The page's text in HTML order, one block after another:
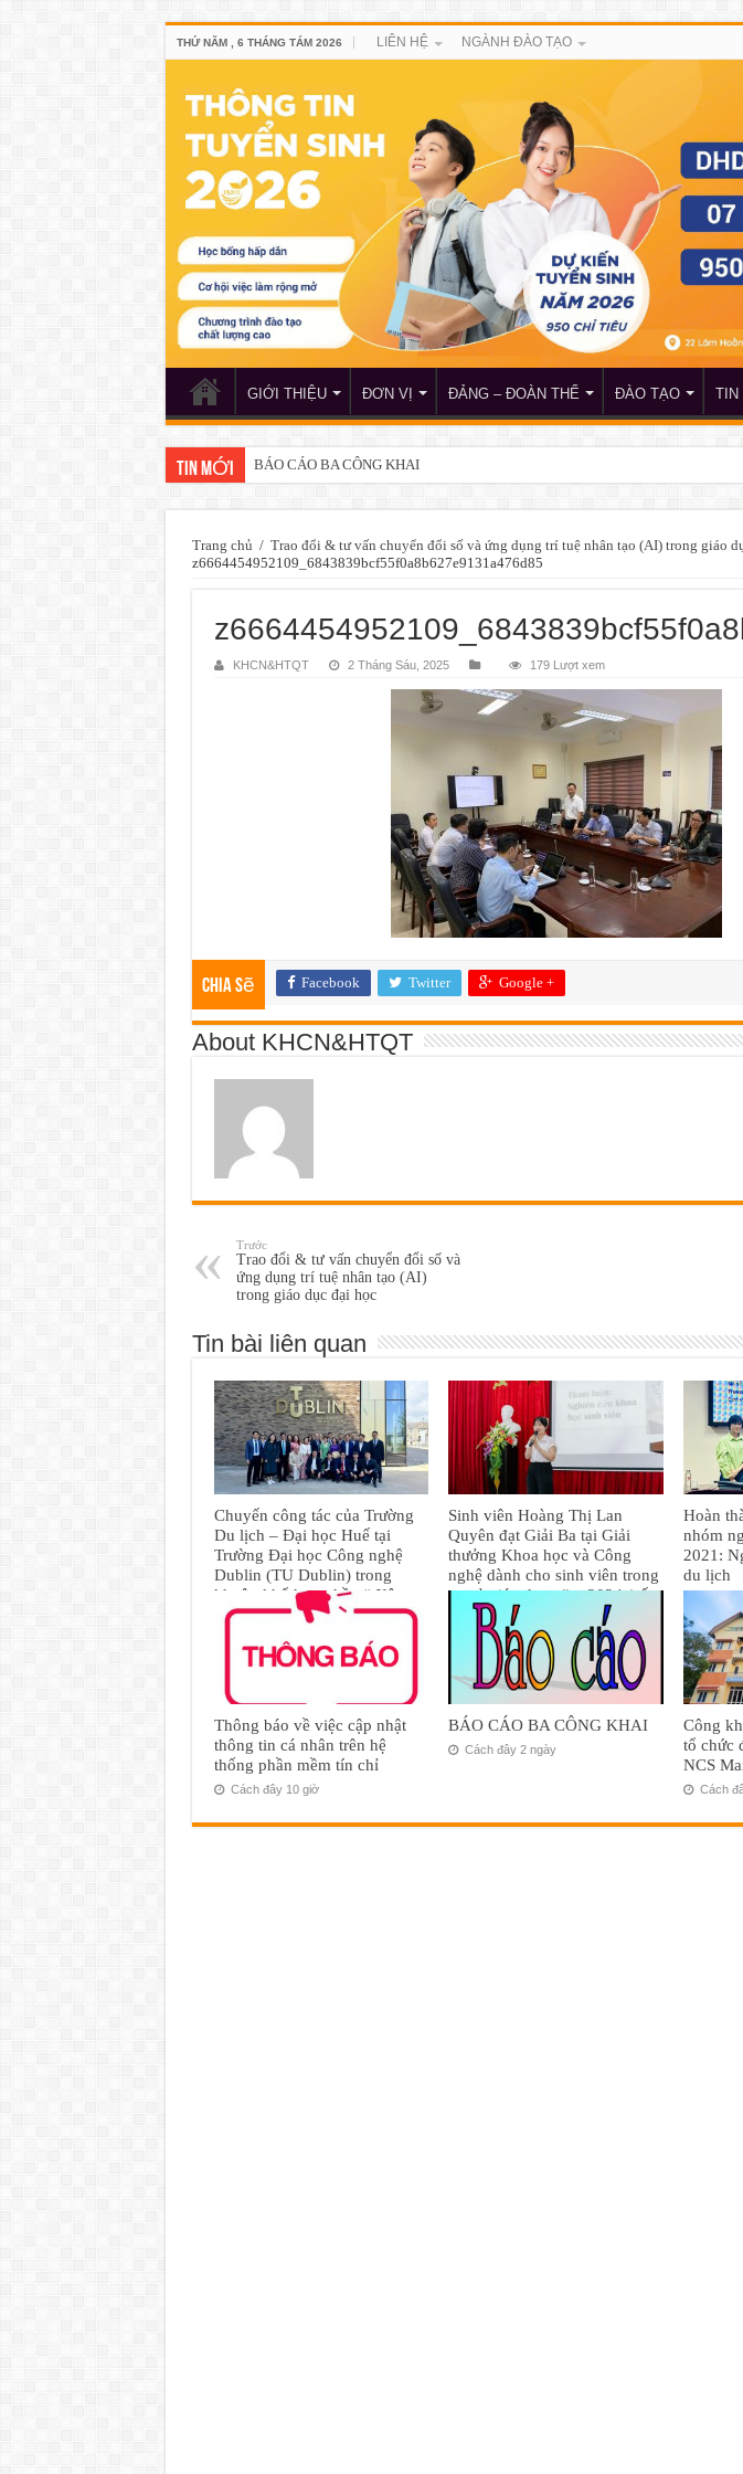
THỨ NĂM , 6 THÁNG TÁM 2026 LIÊN HỆ NGÀNH ĐÀO TẠO
GIỚI THIỆU ĐƠN VỊ ĐẢNG – ĐOÀN THỂ ĐÀO TẠO TIN
TIN MỚI BÁO CÁO BA CÔNG KHAI
Trang chủ / Trao đổi & tư vấn chuyển đổi số và ứng dụng trí tuệ nhân tạo (AI) trong giáo
z6664454952109_6843839bcf55f0a8b627e9131a476d85
KHCN&HTQT 2 Tháng Sáu, 2025 179 Lượt xem
Chia sẽ Facebook Twitter Google +
About KHCN&HTQT
Trước
Trao đổi & tư vấn chuyển đổi số và
ứng dụng trí tuệ nhân tạo (AI)
trong giáo dục đại học
Tin bài liên quan
Chuyến công tác của Trường
Du lịch – Đại học Huế tại
Trường Đại học Công nghệ
Dublin (TU Dublin) trong
khuôn khổ hợp phần “ Xây
dựng chương trình đào tạo
sạn” – thuộc dự án VIBE 2
Sinh viên Hoàng Thị Lan
Quyên đạt Giải Ba tại Giải
thưởng Khoa học và Công
nghệ dành cho sinh viên trong
cơ sở giáo dục năm 2024 (cấp
Bộ)
30 Tháng Mười Hai, 2024
Hoàn
nhóm
2021:
du lịch
Thông báo về việc cập nhật
thông tin cá nhân trên hệ
thống phần mềm tín chỉ
Cách đây 10 giờ
BÁO CÁO BA CÔNG KHAI
Cách đây 2 ngày
Công
tổ chức
NCS
Cách